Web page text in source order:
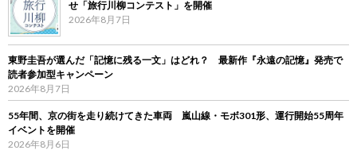
せ「旅行川柳コンテスト」を開催
2026年8月7日
東野圭吾が選んだ「記憶に残る一文」はどれ？ 最新作『永遠の記憶』発売で
読者参加型キャンペーン
2026年8月7日
55年間、京の街を走り続けてきた車両 嵐山線・モボ301形、運行開始55周年
イベントを開催
2026年8月6日